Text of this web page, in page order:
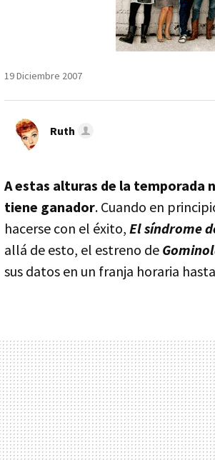
19 Diciembre 2007
Ruth
A estas alturas de la temporada
tiene ganador. Cuando en
hacerse con el éxito, El síndrome
allá de esto, el estreno de
sus datos en un franja horaria